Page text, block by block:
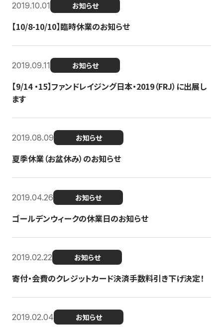
2019.10.01 お知らせ
【10/8-10/10】臨時休業のお知らせ
2019.09.11 お知らせ
【9/14 ・15】ファンドレイジング日本・2019（FRJ）に出展し
ます
2019.08.09 お知らせ
夏季休業（お盆休み）のお知らせ
2019.04.26 お知らせ
ゴールデンウィークの休業日のお知らせ
2019.02.22 お知らせ
寄付・会費のクレジットカード決済手数料引き下げ決定！
2019.02.04 お知らせ